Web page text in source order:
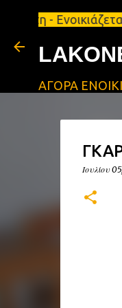
ΑΓΟΡΑ
Ιουλίου